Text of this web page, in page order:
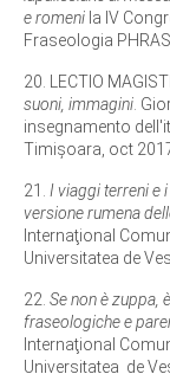
e romeni la IV
Fraseologia
20. LECTIO
suoni, immagini .
insegnamento
Timişoara, oct
21. I viaggi terreni e
versione rumena
Internaţional
Universitatea de
22. Se non è zuppa,
fraseologiche e
Internaţional
Universitatea de